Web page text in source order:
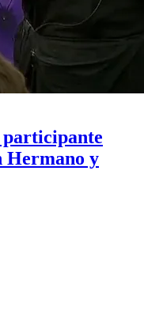
participante
Hermano y